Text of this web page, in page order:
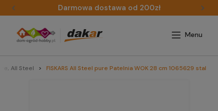
Darmowa dostawa od 200zł
All Steel FISKARS All Steel pure Patelnia WOK 28 cm 1065629 stal